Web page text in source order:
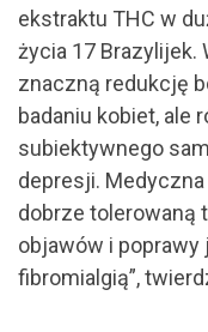
ekstraktu THC w
życia 17 Brazylijek.
znaczną redukcję
badaniu kobiet, ale
subiektywnego
depresji. Medyczna
dobrze tolerowaną
objawów i
fibromialgią”,